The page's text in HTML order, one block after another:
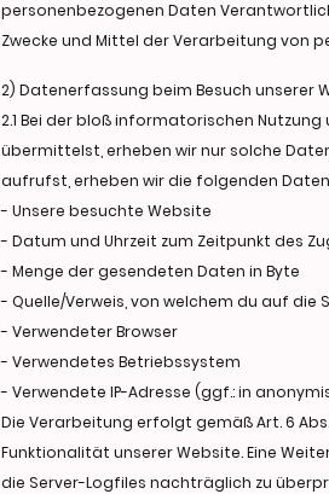
personenbezogenen Daten
Zwecke und Mittel der Verarbeitung von
2) Datenerfassung beim Besuch unserer
2.1 Bei der bloß informatorischen
übermittelst, erheben wir nur solche
aufrufst, erheben wir die folgenden
- Unsere besuchte Website
- Datum und Uhrzeit zum Zeitpunkt des
- Menge der gesendeten Daten in Byte
- Quelle/Verweis, von welchem du auf die
- Verwendeter Browser
- Verwendetes Betriebssystem
- Verwendete IP-Adresse (ggf.: in
Die Verarbeitung erfolgt gemäß Art. 6
Funktionalität unserer Website. Eine
die Server-Logfiles nachträglich zu